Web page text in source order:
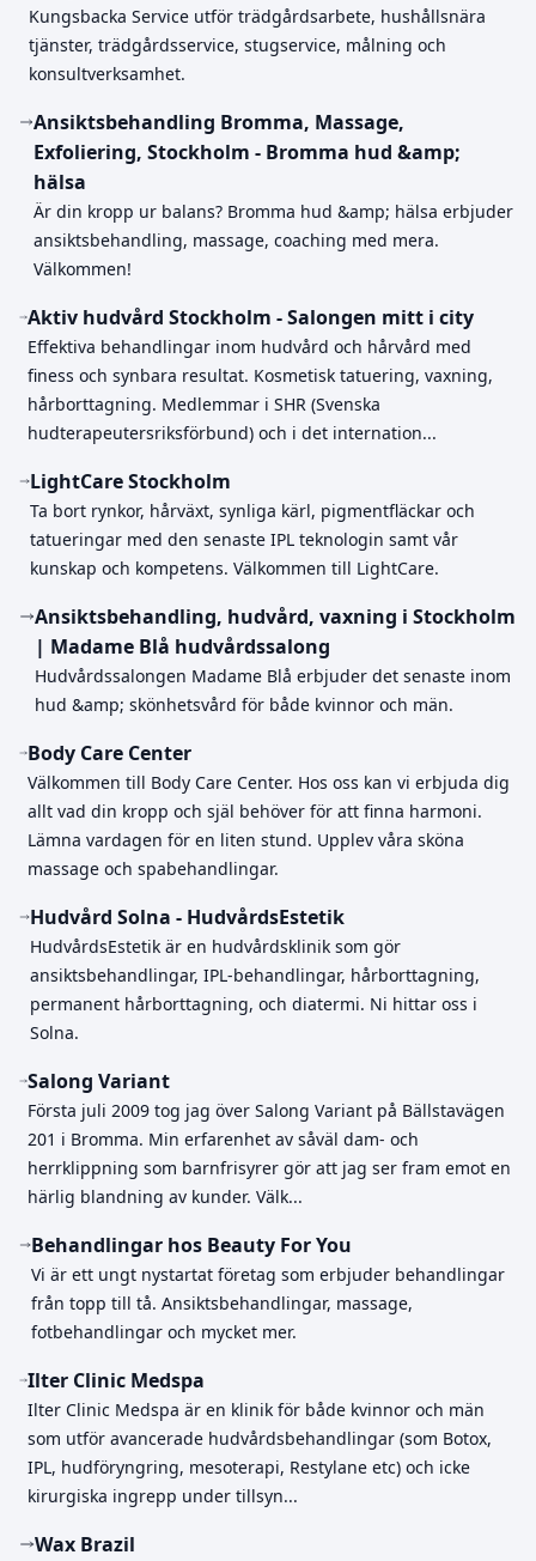
Kungsbacka Service utför trädgårdsarbete, hushållsnära
tjänster, trädgårdsservice, stugservice, målning och
konsultverksamhet.
Ansiktsbehandling Bromma, Massage,
Exfoliering, Stockholm - Bromma hud &amp;
hälsa
Är din kropp ur balans? Bromma hud &amp; hälsa erbjuder
ansiktsbehandling, massage, coaching med mera.
Välkommen!
Aktiv hudvård Stockholm - Salongen mitt i city
Effektiva behandlingar inom hudvård och hårvård med
finess och synbara resultat. Kosmetisk tatuering, vaxning,
hårborttagning. Medlemmar i SHR (Svenska
hudterapeutersriksförbund) och i det internation...
LightCare Stockholm
Ta bort rynkor, hårväxt, synliga kärl, pigmentfläckar och
tatueringar med den senaste IPL teknologin samt vår
kunskap och kompetens. Välkommen till LightCare.
Ansiktsbehandling, hudvård, vaxning i Stockholm
| Madame Blå hudvårdssalong
Hudvårdssalongen Madame Blå erbjuder det senaste inom
hud &amp; skönhetsvård för både kvinnor och män.
Body Care Center
Välkommen till Body Care Center. Hos oss kan vi erbjuda dig
allt vad din kropp och själ behöver för att finna harmoni.
Lämna vardagen för en liten stund. Upplev våra sköna
massage och spabehandlingar.
Hudvård Solna - HudvårdsEstetik
HudvårdsEstetik är en hudvårdsklinik som gör
ansiktsbehandlingar, IPL-behandlingar, hårborttagning,
permanent hårborttagning, och diatermi. Ni hittar oss i
Solna.
Salong Variant
Första juli 2009 tog jag över Salong Variant på Bällstavägen
201 i Bromma. Min erfarenhet av såväl dam- och
herrklippning som barnfrisyrer gör att jag ser fram emot en
härlig blandning av kunder. Välk...
Behandlingar hos Beauty For You
Vi är ett ungt nystartat företag som erbjuder behandlingar
från topp till tå. Ansiktsbehandlingar, massage,
fotbehandlingar och mycket mer.
Ilter Clinic Medspa
Ilter Clinic Medspa är en klinik för både kvinnor och män
som utför avancerade hudvårdsbehandlingar (som Botox,
IPL, hudföryngring, mesoterapi, Restylane etc) och icke
kirurgiska ingrepp under tillsyn...
Wax Brazil